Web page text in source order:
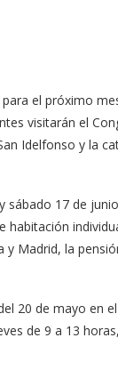
para el próximo
visitarán el
Idelfonso y la
sábado 17 de
Madrid, la
20 de mayo en
de 9 a 13